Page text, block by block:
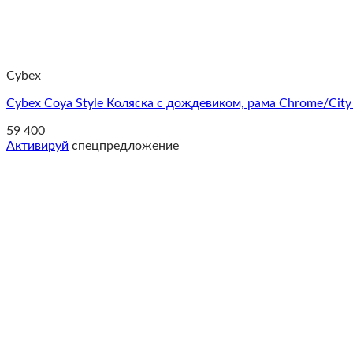
Cybex
Cybex Coya Style Коляска с дождевиком, рама Сhrome/City
59 400
Активируй спецпредложение